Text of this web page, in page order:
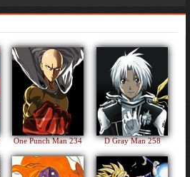
One Punch Man 234 D Gray Man 258